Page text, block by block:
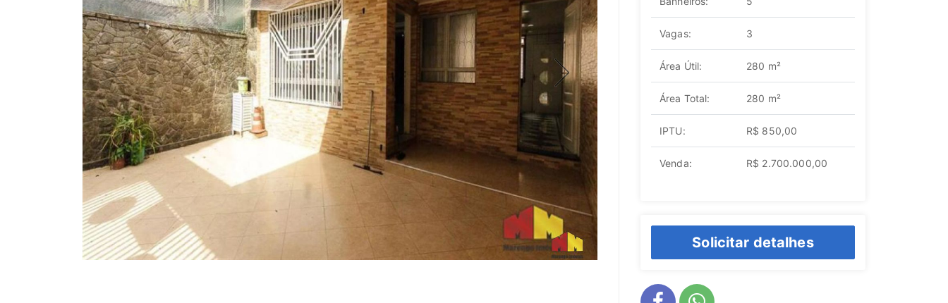
Vagas: 3
Área Útil: 280 m²
Área Total: 280 m²
IPTU: R$ 850,00
Venda: R$ 2.700.000,00
Solicitar detalhes